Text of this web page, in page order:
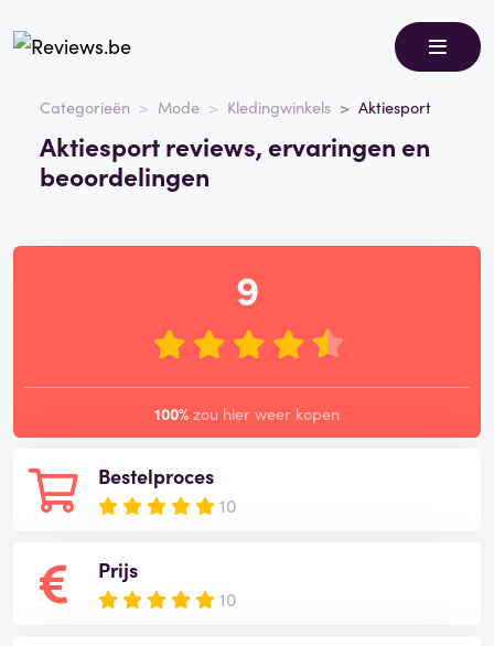
Categorieën Mode Kledingwinkels Aktiesport
Aktiesport reviews, ervaringen en
beoordelingen
Bestelproces
10
Prijs
10
9
100% zou hier weer kopen